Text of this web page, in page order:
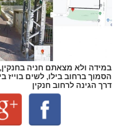
במידה ולא מצאתם חניה
דרך הגינה לרחוב חנקין